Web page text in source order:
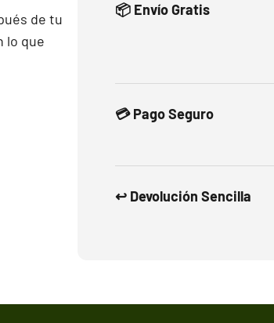
de tu
lo que
📦 Envío Gratis
💳 Pago Seguro
↩️ Devolución Sencilla